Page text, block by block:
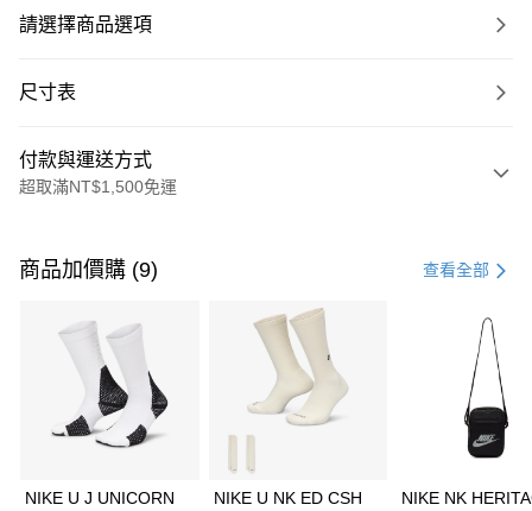
請選擇商品選項
尺寸表
付款與運送方式
超取滿NT$1,500免運
信用卡一次付款
3 期 0 利率 每期 21家銀行
合作金庫商業銀行
第一商業銀行
華南商業銀行
彰化商業銀行
上海商業儲蓄銀行
Apple Pay
商品加價購 (9) 查看全部
NIKE U J UNICORN
NIKE U NK ED CSH
NIKE NK